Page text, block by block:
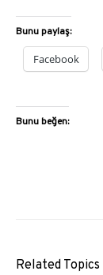
Bunu paylaş:
Facebook
Bunu beğen:
Related Topics